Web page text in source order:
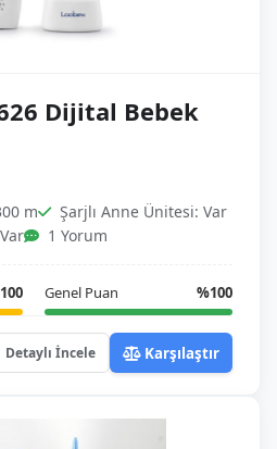
Dijital Bebek
m
Şarjlı Anne Ünitesi: Var
1 Yorum
Genel Puan %100
Detaylı İncele Karşılaştır